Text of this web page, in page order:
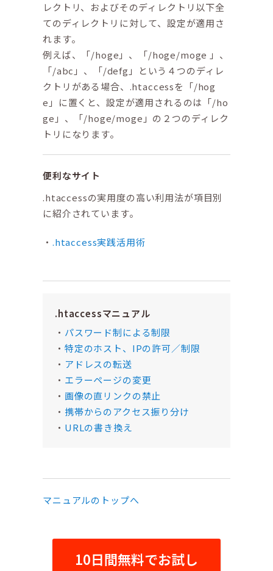
レクトリ、およびそのディレクトリ以下全
てのディレクトリに対して、設定が適用さ
れます。
例えば、「/hoge」、「/hoge/moge 」、
「/abc」、「/defg」という４つのディレ
クトリがある場合、.htaccessを「/hog
e」に置くと、設定が適用されるのは「/ho
ge」、「/hoge/moge」の２つのディレク
トリになります。
便利なサイト
.htaccessの実用度の高い利用法が項目別
に紹介されています。
.htaccess実践活用術
.htaccessマニュアル
パスワード制による制限
特定のホスト、IPの許可／制限
アドレスの転送
エラーページの変更
画像の直リンクの禁止
携帯からのアクセス振り分け
URLの書き換え
マニュアルのトップへ
10日間無料でお試し